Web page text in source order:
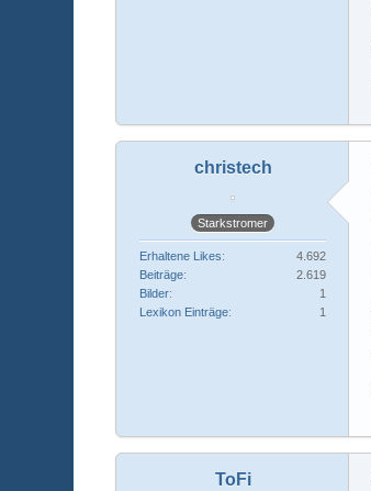
christech
Starkstromer
Erhaltene Likes
4.692
Beiträge
2.619
Bilder
1
Lexikon Einträge
1
ToFi